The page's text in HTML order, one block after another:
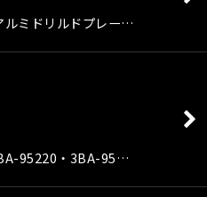
ルミドリルドプレー…
95220・3BA-95…